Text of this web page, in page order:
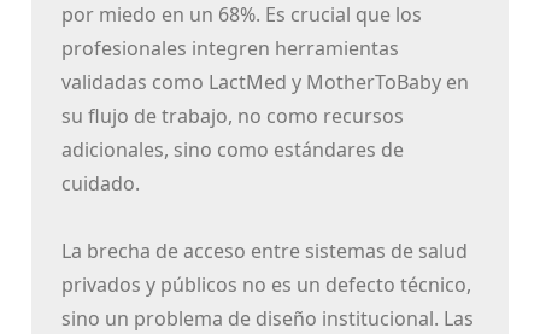
por miedo en un 68%. Es crucial que los
profesionales integren herramientas
validadas como LactMed y MotherToBaby en
su flujo de trabajo, no como recursos
adicionales, sino como estándares de
cuidado.
La brecha de acceso entre sistemas de salud
privados y públicos no es un defecto técnico,
sino un problema de diseño institucional. Las